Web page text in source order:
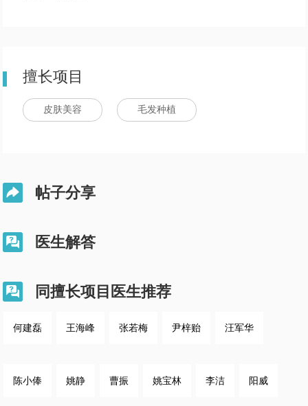
擅长项目
皮肤美容 毛发种植
 帖子分享
 医生解答
 同擅长项目医生推荐
何建磊 王海峰 张若梅 尹梓贻 汪军华
陈小俸 姚静 曹振 姚宝林 李洁 阳威